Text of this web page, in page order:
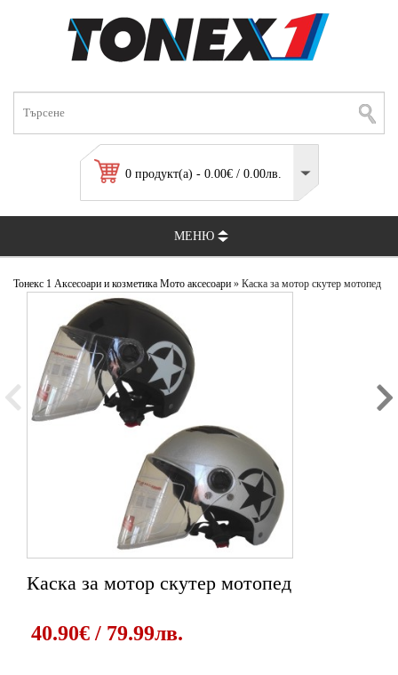
0 продукт(а) - 0.00€ / 0.00лв.
МЕНЮ
Тонекс 1 Аксесоари и козметика Мото аксесоари » Каска за мотор скутер мотопед
Каска за мотор скутер мотопед
40.90€ / 79.99лв.